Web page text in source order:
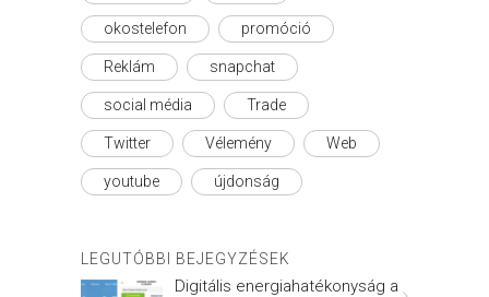
okostelefon promóció
Reklám snapchat
social média Trade
Twitter Vélemény Web
youtube újdonság
LEGUTÓBBI BEJEGYZÉSEK
Digitális energiahatékonyság a